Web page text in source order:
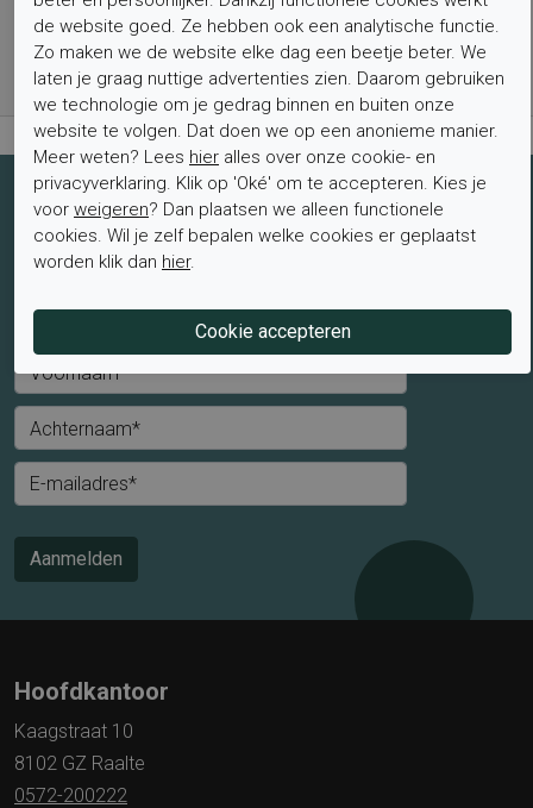
Bestel nu, betaal achteraf met Klarna
Retourtermijn van 2 weken
Schrijf je nu in voor de nieuwsbrief
Schrijf je in voor de nieuwsbrief en blijf op de hoogte van de
laatste aanbiedingen en trends.
Meneer
Voornaam*
Achternaam*
E-mailadres*
Aanmelden
Hoofdkantoor
Kaagstraat 10
8102 GZ Raalte
0572-200222
de website goed. Ze hebben ook een analytische functie.
Zo maken we de website elke dag een beetje beter. We
laten je graag nuttige advertenties zien. Daarom gebruiken
we technologie om je gedrag binnen en buiten onze
website te volgen. Dat doen we op een anonieme manier.
Meer weten? Lees hier alles over onze cookie- en
privacyverklaring. Klik op 'Oké' om te accepteren. Kies je
voor weigeren? Dan plaatsen we alleen functionele
cookies. Wil je zelf bepalen welke cookies er geplaatst
worden klik dan hier.